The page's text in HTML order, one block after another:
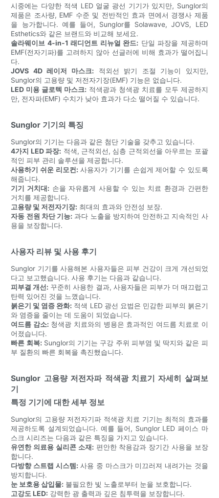
시중에는 다양한 적색 LED 얼굴 광선 기기가 있지만, Sunglor의
제품은 조사량, EMF 수준 및 전반적인 효과 면에서 경쟁사 제품
을 능가합니다. 예를 들어, Sunglor를 Solawave, JOVS, LED
Esthetics와 같은 브랜드와 비교해 보세요.
솔라웨이브 4-in-1 래디언트 리뉴얼 완드: 단일 파장을 제공하며
EMF(전자기파)를 고려하지 않아 선글러에 비해 효과가 떨어집니
다.
JOVS 4D 레이저 마스크:적외선 밝기 조절 기능이 있지만,
Sunglor의 고용량 및 저전자기장(EMF) 기능은 없습니다.
LED 미용 글로텍 마스크: 적색광과 청색광 치료를 모두 제공하지
만, 전자파(EMF) 수치가 낮아 효과가 다소 떨어질 수 있습니다.
Sunglor 기기의 특징
Sunglor의 기기는 다음과 같은 첨단 기술을 갖추고 있습니다.
4가지 LED 파장: 적색, 근적외선, 심층 근적외선을 아우르는 포괄
적인 피부 관리 솔루션을 제공합니다.
사용하기 쉬운 리모컨:사용자가 기기를 손쉽게 제어할 수 있도록
해줍니다.
기기 거치대:손을 자유롭게 사용할 수 있는 치료 환경과 간편한
거치를 제공합니다.
고용량 및 저전자기장: 최대의 효과와 안전성 보장.
자동 전원 차단 기능: 과다 노출을 방지하여 안전하고 지속적인 사
용을 보장합니다.
사용자 리뷰 및 사용 후기
Sunglor 기기를 사용해본 사용자들은 피부 건강이 크게 개선되었
다고 보고했습니다. 사용 후기는 다음과 같습니다.
피부결 개선: 꾸준히 사용한 결과, 사용자들은 피부가 더 매끄럽고
탄력 있어진 것을 느꼈습니다.
붉은기 및 염증 완화: 적색 LED 광선 요법은 민감한 피부의 붉은기
와 염증을 줄이는 데 도움이 되었습니다.
여드름 감소:청색광 치료와의 병용은 효과적인 여드름 치료로 이
어졌습니다.
빠른 회복:Sunglor의 기기는 구강 주위 피부염 및 딱지와 같은 피
부 질환의 빠른 회복을 촉진했습니다.
Sunglor 고용량 저전자파 적색광 치료기 자세히 살펴보
기
특정 기기에 대한 세부 정보
Sunglor의 고용량 저전자기파 적색광 치료 기기는 최적의 효과를
제공하도록 설계되었습니다. 예를 들어, Sunglor LED 페이스 마
스크 시리즈는 다음과 같은 특징을 가지고 있습니다.
유연한 의료용 실리콘 소재:편안한 착용감과 장기간 사용을 보장
합니다.
다방향 스트랩 시스템:사용 중 마스크가 미끄러져 내려가는 것을
방지합니다.
눈 보호용 삽입물: 불필요한 빛 노출로부터 눈을 보호합니다.
고강도 LED: 강력한 광 출력과 깊은 침투력을 보장합니다.